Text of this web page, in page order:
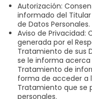
Autorización:
informado del
de Datos Personales.
Aviso de Privacidad:
generada por el
Tratamiento de sus
se le informa acerca
Tratamiento de
forma de acceder a
Tratamiento que se
personales.